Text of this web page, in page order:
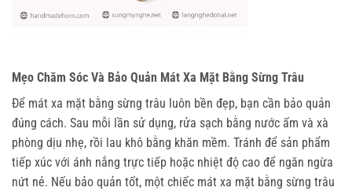
Mẹo Chăm Sóc Và Bảo Quản Mát Xa Mặt Bằng Sừng Trâu
Để mát xa mặt bằng sừng trâu luôn bền đẹp, bạn cần bảo quản
đúng cách. Sau mỗi lần sử dụng, rửa sạch bằng nước ấm và xà
phòng dịu nhẹ, rồi lau khô bằng khăn mềm. Tránh để sản phẩm
tiếp xúc với ánh nắng trực tiếp hoặc nhiệt độ cao để ngăn ngừa
nứt nẻ. Nếu bảo quản tốt, một chiếc mát xa mặt bằng sừng trâu